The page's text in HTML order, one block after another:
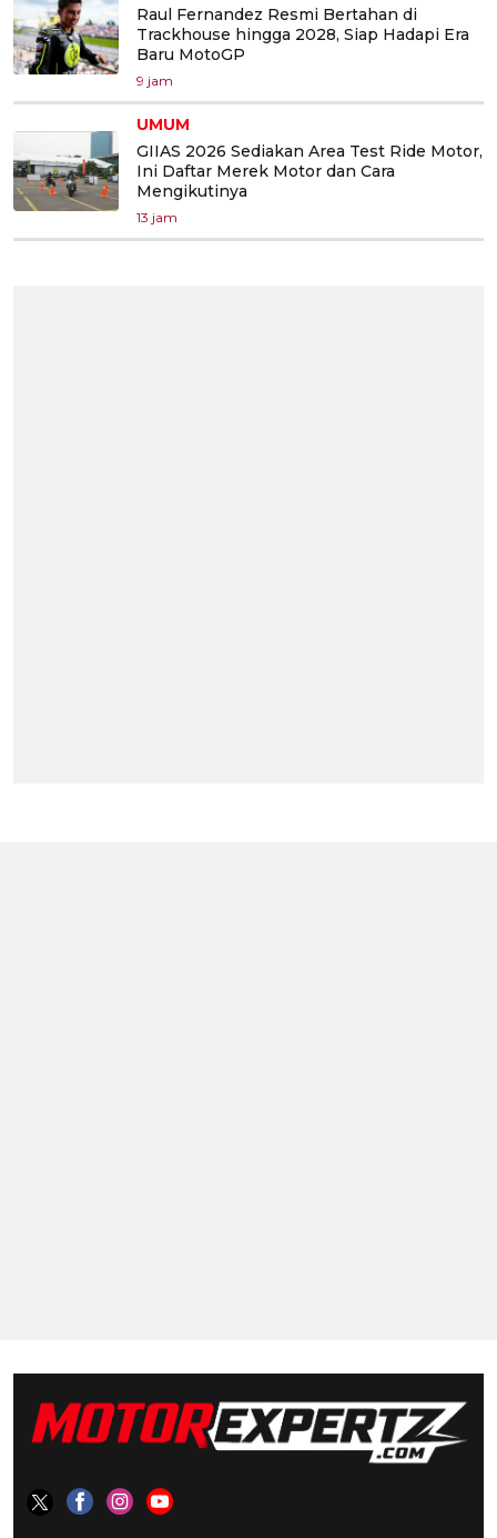
Raul Fernandez Resmi Bertahan di
Trackhouse hingga 2028, Siap Hadapi Era
Baru MotoGP
9 jam
UMUM
GIIAS 2026 Sediakan Area Test Ride Motor,
Ini Daftar Merek Motor dan Cara
Mengikutinya
13 jam